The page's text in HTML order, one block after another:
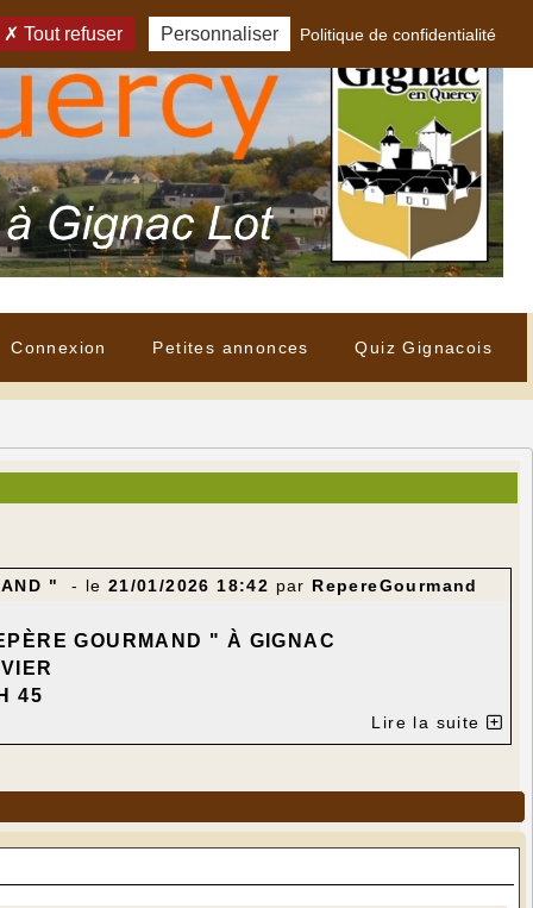
Connexion Petites annonces Quiz Gignacois
" - le 21/01/2026 18:42 par RepereGourmand
GOURMAND " À GIGNAC
45
de la truffe.
nous avons hâte de vous retrouver.
Lire la suite
Tout refuser Personnaliser Politique de confidentialité